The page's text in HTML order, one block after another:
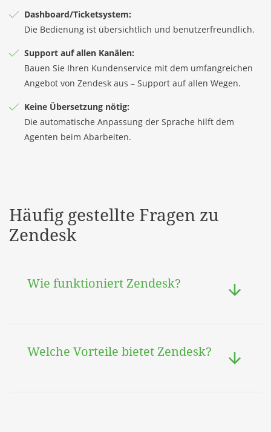
Dashboard/Ticketsystem:
Die Bedienung ist übersichtlich und benutzerfreundlich.
Support auf allen Kanälen:
Bauen Sie Ihren Kundenservice mit dem umfangreichen
Angebot von Zendesk aus – Support auf allen Wegen.
Keine Übersetzung nötig:
Die automatische Anpassung der Sprache hilft dem
Agenten beim Abarbeiten.
Häufig gestellte Fragen zu
Zendesk
Wie funktioniert Zendesk?
Welche Vorteile bietet Zendesk?